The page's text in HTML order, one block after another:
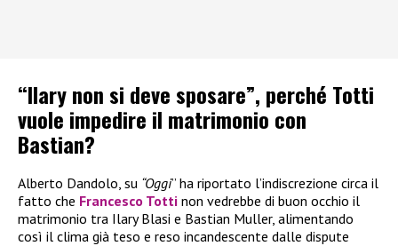
“Ilary non si deve sposare”, perché Totti
vuole impedire il matrimonio con
Bastian?
Alberto Dandolo, su “Oggi” ha riportato l’indiscrezione circa il
fatto che Francesco Totti non vedrebbe di buon occhio il
matrimonio tra Ilary Blasi e Bastian Muller, alimentando
così il clima già teso e reso incandescente dalle dispute